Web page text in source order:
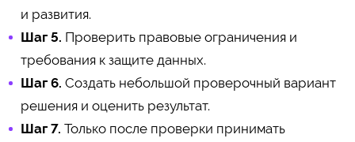
и развития.
Шаг 5. Проверить правовые ограничения и
требования к защите данных.
Шаг 6. Создать небольшой проверочный вариант
решения и оценить результат.
Шаг 7. Только после проверки принимать